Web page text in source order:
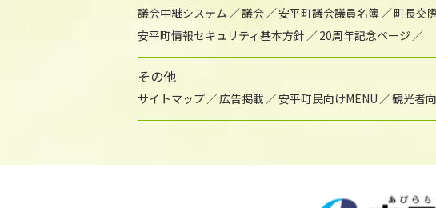
議会中継システム
議会 安平町議会議員名簿 町長交
安平町情報セキュリティ基本方針
20周年記念ページ
その他
サイトマップ 広告掲載 安平町民向けMENU 観光者